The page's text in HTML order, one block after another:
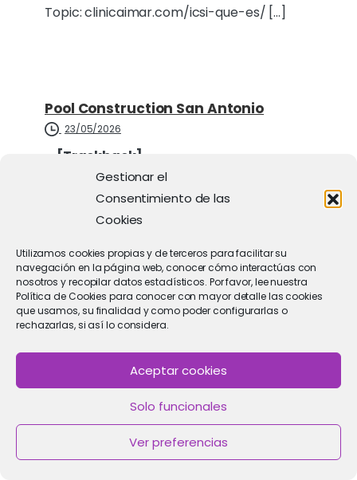
Gestionar el
Consentimiento de las
Cookies
Utilizamos cookies propias y de terceros para facilitar su
navegación en la página web, conocer cómo interactúas con
nosotros y recopilar datos estadísticos. Por favor, lee nuestra
Política de Cookies para conocer con mayor detalle las cookies
que usamos, su finalidad y como poder configurarlas o
rechazarlas, si así lo considera.
Aceptar cookies
Solo funcionales
Ver preferencias
Topic: clinicaimar.com/icsi-que-es/ […]
Pool Construction San Antonio
23/05/2026
… [Trackback]
[…] Find More on on that Topic:
clinicaimar.com/icsi-que-es/ […]
สล็อต
09/05/2026
… [Trackback]
[…] Information on that Topic:
clinicaimar.com/icsi-que-es/ […]